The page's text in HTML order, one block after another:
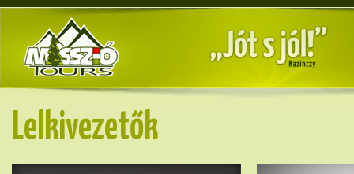
Lelkivezetők